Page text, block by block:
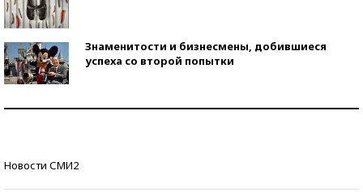
Знаменитости и бизнесмены, добившиеся
успеха со второй попытки
Новости СМИ2